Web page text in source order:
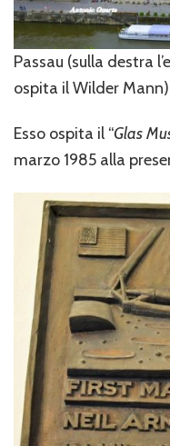
Passau (sulla destra
ospita il Wilder Mann)
Esso ospita il “Glas
marzo 1985 alla